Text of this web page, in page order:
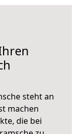
steht an
machen
die bei